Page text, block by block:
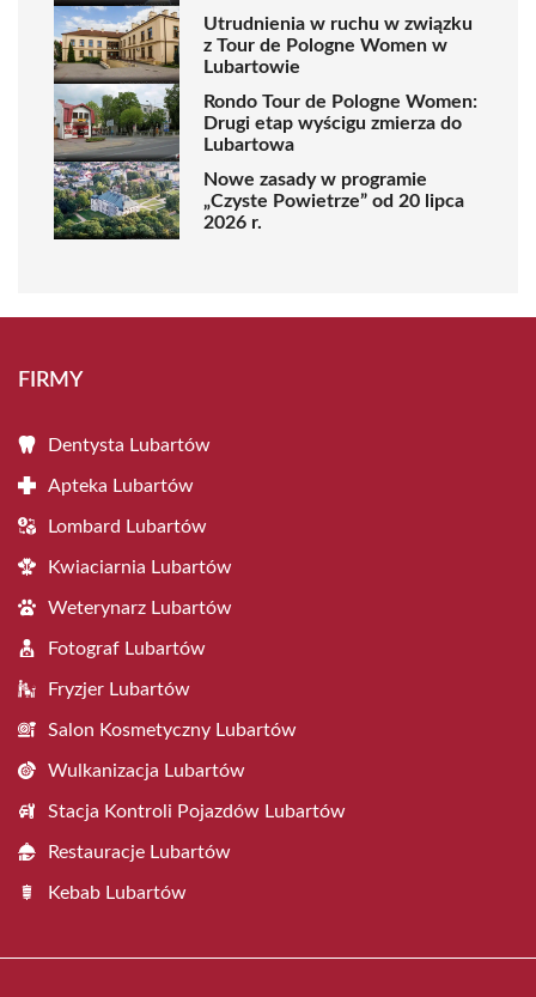
Utrudnienia w ruchu w związku
z Tour de Pologne Women w
Lubartowie
Rondo Tour de Pologne Women:
Drugi etap wyścigu zmierza do
Lubartowa
Nowe zasady w programie
„Czyste Powietrze” od 20 lipca
2026 r.
FIRMY
Dentysta Lubartów
Apteka Lubartów
Lombard Lubartów
Kwiaciarnia Lubartów
Weterynarz Lubartów
Fotograf Lubartów
Fryzjer Lubartów
Salon Kosmetyczny Lubartów
Wulkanizacja Lubartów
Stacja Kontroli Pojazdów Lubartów
Restauracje Lubartów
Kebab Lubartów